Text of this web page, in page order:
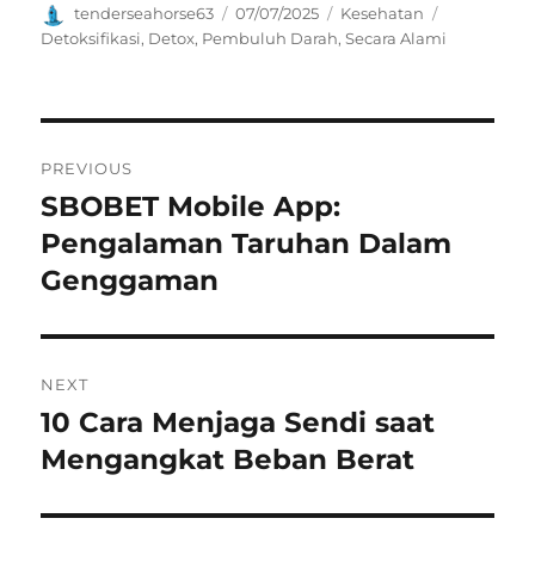
Author
tenderseahorse63
Posted
on
07/07/2025 Categories
Kesehatan
Detoksifikasi, Detox, Pembuluh Darah,Secara Alami
pos
PREVIOUS
Previous
post:
SBOBET Mobile App:
Pengalaman Taruhan Dalam
Genggaman
NEXT
Next
post:
10 Cara Menjaga Sendi saat
Mengangkat Beban Berat